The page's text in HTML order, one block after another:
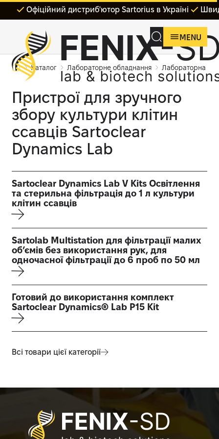
Офіційний дистриб'ютор Sartorius в Україні
MENU
Каталог Лабораторне обладнання Лабораторна
Пристрої для зручного
збору культури клітин
ссавців Sartoclear
Dynamics Lab
Sartoclear Dynamics Lab V Kits Освітлення
та стерильна фільтрація до 1 л культури
клітин ссавців
Sartolab Multistation для фільтрації малих
об’ємів без використання рук, для
одночасної фільтрації до 6 проб по 50 мл
Готовий до використання комплект
Sartoclear Dynamics® Lab P15 Kit
Всі товари цієї категорії